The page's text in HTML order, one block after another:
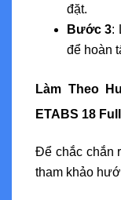
đặt.
Bước 3:
để hoàn
Làm Theo
ETABS 18
Để chắc chắn
tham khảo